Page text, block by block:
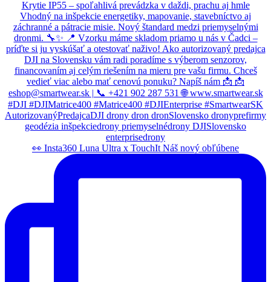
👀 Insta360 Luna Ultra x TouchIt Náš nový obľúbene